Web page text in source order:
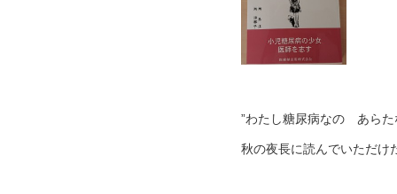
”わたし糖尿病なの あらた
秋の夜長に読んでいただけ